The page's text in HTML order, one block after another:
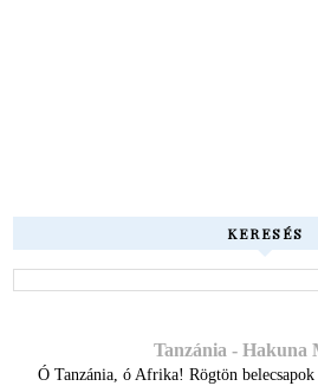
KERESÉS
Tanzánia - Hakuna
Ó Tanzánia, ó Afrika! Rögtön belecsapok